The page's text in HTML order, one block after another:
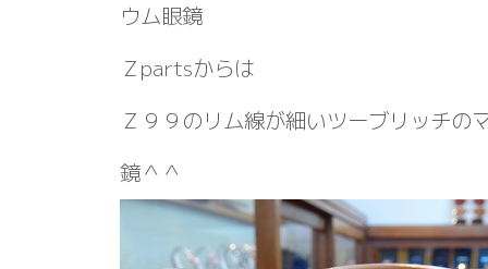
ウム眼鏡
Ｚpartsからは
Ｚ９９のリム線が細いツーブリッチの
鏡＾＾